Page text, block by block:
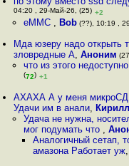
04:20 , 29-Май-26, (25) +2
eMMC , Bob(??), 10:19 ,
Мда юзеру надо открыть
зловредные A,Аноним
что из этого
(72) +1
АХАХА А у меня микроСД
Удачи им в анали, Кирилл
Удача не нужна,
мог подумать что ,
Аналогичный сетап,
амазона Работает уж,